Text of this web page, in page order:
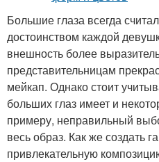
Большие глаза всегда
достоинством каждой
внешность более
представительницам
мейкап. Однако стоит
больших глаз имеет и
примеру, неправильный
весь образ. Как же создать
привлекательную